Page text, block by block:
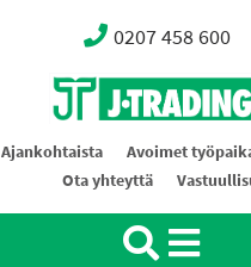
0207 458 600
Oy J-Trading Ab
Ajankohtaista Avoimet
Ota yhteyttä